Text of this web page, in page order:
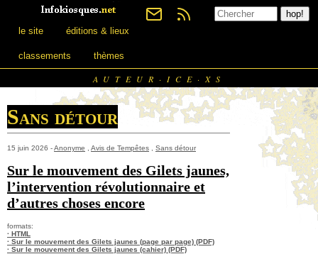
le site éditions & lieux
classements thèmes
AUTEUR·ICE·XS
Sans détour
15 juin 2026 -Anonyme Avis de Tempêtes Sans détour
Sur le mouvement des Gilets jaunes,
l’intervention révolutionnaire et
d’autres choses encore
formats:
· HTML
· Sur le mouvement des Gilets jaunes (page par page) (PDF)
· Sur le mouvement des Gilets jaunes (cahier) (PDF)